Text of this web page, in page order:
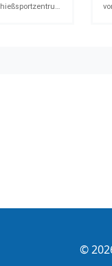
von Euroshot GmbH Jagd- und Schießsportzentrum
©